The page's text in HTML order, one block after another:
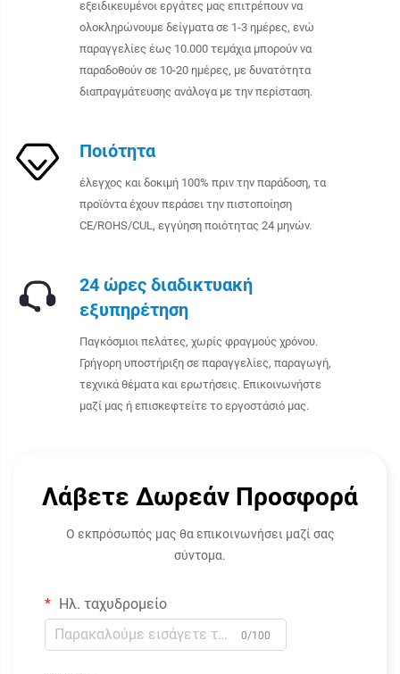
εξειδικευμένοι εργάτες μας επιτρέπουν να
ολοκληρώνουμε δείγματα σε 1-3 ημέρες, ενώ
παραγγελίες έως 10.000 τεμάχια μπορούν να
παραδοθούν σε 10-20 ημέρες, με δυνατότητα
διαπραγμάτευσης ανάλογα με την περίσταση.
Ποιότητα
έλεγχος και δοκιμή 100% πριν την παράδοση, τα
προϊόντα έχουν περάσει την πιστοποίηση
CE/ROHS/CUL, εγγύηση ποιότητας 24 μηνών.
24 ώρες διαδικτυακή
εξυπηρέτηση
Παγκόσμιοι πελάτες, χωρίς φραγμούς χρόνου.
Γρήγορη υποστήριξη σε παραγγελίες, παραγωγή,
τεχνικά θέματα και ερωτήσεις. Επικοινωνήστε
μαζί μας ή επισκεφτείτε το εργοστάσιό μας.
Λάβετε Δωρεάν Προσφορά
Ο εκπρόσωπός μας θα επικοινωνήσει μαζί σας
σύντομα.
Ηλ. ταχυδρομείο
0/100